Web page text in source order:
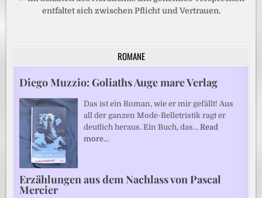
entfaltet sich zwischen Pflicht und Vertrauen.
ROMANE
Diego Muzzio: Goliaths Auge mare Verlag
Das ist ein Roman, wie er mir gefällt! Aus
all der ganzen Mode-Belletristik ragt er
deutlich heraus. Ein Buch, das…Read
more…
Erzählungen aus dem Nachlass von Pascal
Mercier